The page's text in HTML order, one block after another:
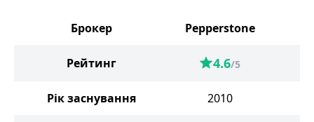
Брокер Pepperstone
Рейтинг 4.6/5
Рік заснування 2010